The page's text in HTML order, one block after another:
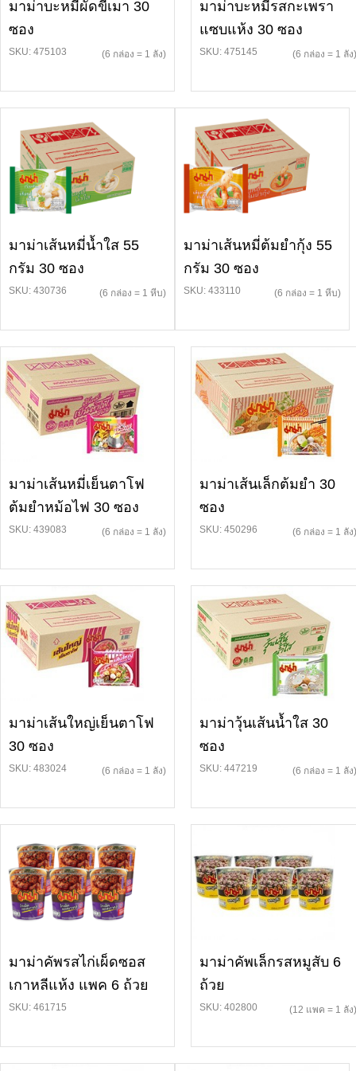
มาม่าบะหมี่ผัดขี้เมา 30
ซอง
SKU: 475103 (6 กล่อง = 1 ลัง)
มาม่าบะหมี่รสกะเพรา
แซบแห้ง 30 ซอง
SKU: 475145 (6 กล่อง = 1 ลัง)
มาม่าเส้นหมี่น้ำใส 55
กรัม 30 ซอง
SKU: 430736 (6 กล่อง = 1 หีบ)
มาม่าเส้นหมี่ต้มยำกุ้ง 55
กรัม 30 ซอง
SKU: 433110 (6 กล่อง = 1 หีบ)
มาม่าเส้นหมี่เย็นตาโฟ
ต้มยำหม้อไฟ 30 ซอง
SKU: 439083 (6 กล่อง = 1 ลัง)
มาม่าเส้นเล็กต้มยำ 30
ซอง
SKU: 450296 (6 กล่อง = 1 ลัง)
มาม่าเส้นใหญ่เย็นตาโฟ
30 ซอง
SKU: 483024 (6 กล่อง = 1 ลัง)
มาม่าวุ้นเส้นน้ำใส 30
ซอง
SKU: 447219 (6 กล่อง = 1 ลัง)
มาม่าคัพรสไก่เผ็ดซอส
เกาหลีแห้ง แพค 6 ถ้วย
SKU: 461715
มาม่าคัพเล็กรสหมูสับ 6
ถ้วย
SKU: 402800 (12 แพค = 1 ลัง)